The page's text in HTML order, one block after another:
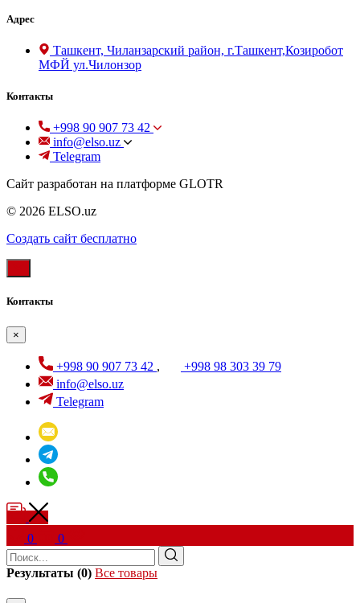
Адрес
Ташкент, Чиланзарский район, г.Ташкент,Козиробот
МФЙ ул.Чилонзор
Контакты
+998 90 907 73 42
info@elso.uz
Telegram
Сайт разработан на платформе GLOTR
© 2026 ELSO.uz
Создать cайт бесплатно
Контакты
×
+998 90 907 73 42 ,
+998 98 303 39 79
info@elso.uz
Telegram
0 0
Результаты (0) Все товары